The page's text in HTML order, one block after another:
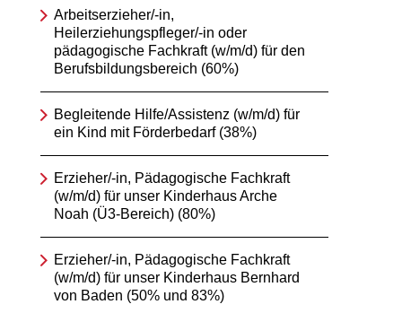
Arbeitserzieher/-in,
Heilerziehungspfleger/-in oder
pädagogische Fachkraft (w/m/d) für den
Berufsbildungsbereich (60%)
Begleitende Hilfe/Assistenz (w/m/d) für
ein Kind mit Förderbedarf (38%)
Erzieher/-in, Pädagogische Fachkraft
(w/m/d) für unser Kinderhaus Arche
Noah (Ü3-Bereich) (80%)
Erzieher/-in, Pädagogische Fachkraft
(w/m/d) für unser Kinderhaus Bernhard
von Baden (50% und 83%)